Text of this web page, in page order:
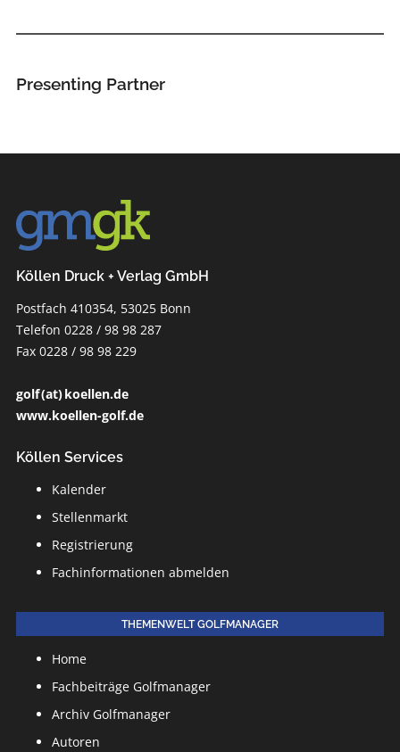
Presenting Partner
Köllen Druck + Verlag GmbH
Postfach 410354, 53025 Bonn
Telefon 0228 / 98 98 287
Fax 0228 / 98 98 229
golf (at) koellen.de
www.koellen-golf.de
Köllen Services
Kalender
Stellenmarkt
Registrierung
Fachinformationen abmelden
THEMENWELT GOLFMANAGER
Home
Fachbeiträge Golfmanager
Archiv Golfmanager
Autoren